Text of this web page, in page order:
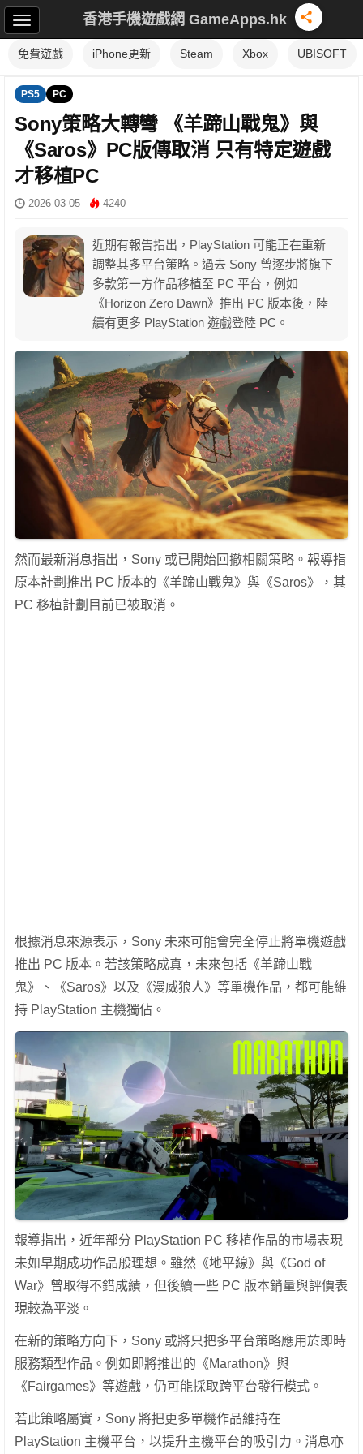
香港手機遊戲網 GameApps.hk
免費遊戲 iPhone更新 Steam Xbox UBISOFT
PS5 PC
Sony策略大轉彎 《羊蹄山戰鬼》與
《Saros》PC版傳取消 只有特定遊戲
才移植PC
2026-03-05 4240
近期有報告指出，PlayStation 可能正在重新
調整其多平台策略。過去 Sony 曾逐步將旗下
多款第一方作品移植至 PC 平台，例如
《Horizon Zero Dawn》推出 PC 版本後，陸
續有更多 PlayStation 遊戲登陸 PC。
然而最新消息指出，Sony 或已開始回撤相關策略。報導指
原本計劃推出 PC 版本的《羊蹄山戰鬼》與《Saros》，其
PC 移植計劃目前已被取消。
根據消息來源表示，Sony 未來可能會完全停止將單機遊戲
推出 PC 版本。若該策略成真，未來包括《羊蹄山戰
鬼》、《Saros》以及《漫威狼人》等單機作品，都可能維
持 PlayStation 主機獨佔。
報導指出，近年部分 PlayStation PC 移植作品的市場表現
未如早期成功作品般理想。雖然《地平線》與《God of
War》曾取得不錯成績，但後續一些 PC 版本銷量與評價表
現較為平淡。
在新的策略方向下，Sony 或將只把多平台策略應用於即時
服務類型作品。例如即將推出的《Marathon》與
《Fairgames》等遊戲，仍可能採取跨平台發行模式。
若此策略屬實，Sony 將把更多單機作品維持在
PlayStation 主機平台，以提升主機平台的吸引力。消息亦